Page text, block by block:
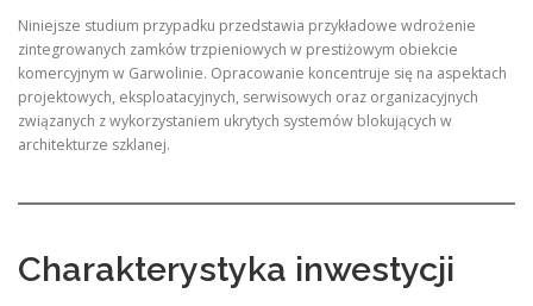
Niniejsze studium przypadku przedstawia przykładowe wdrożenie
zintegrowanych zamków trzpieniowych w prestiżowym obiekcie
komercyjnym w Garwolinie. Opracowanie koncentruje się na aspektach
projektowych, eksploatacyjnych, serwisowych oraz organizacyjnych
związanych z wykorzystaniem ukrytych systemów blokujących w
architekturze szklanej.
Charakterystyka inwestycji